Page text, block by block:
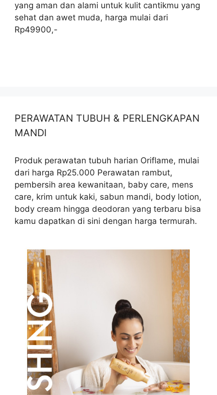
yang aman dan alami untuk kulit cantikmu yang
sehat dan awet muda, harga mulai dari
Rp49900,-
PERAWATAN TUBUH & PERLENGKAPAN
MANDI
Produk perawatan tubuh harian Oriflame, mulai
dari harga Rp25.000 Perawatan rambut,
pembersih area kewanitaan, baby care, mens
care, krim untuk kaki, sabun mandi, body lotion,
body cream hingga deodoran yang terbaru bisa
kamu dapatkan di sini dengan harga termurah.